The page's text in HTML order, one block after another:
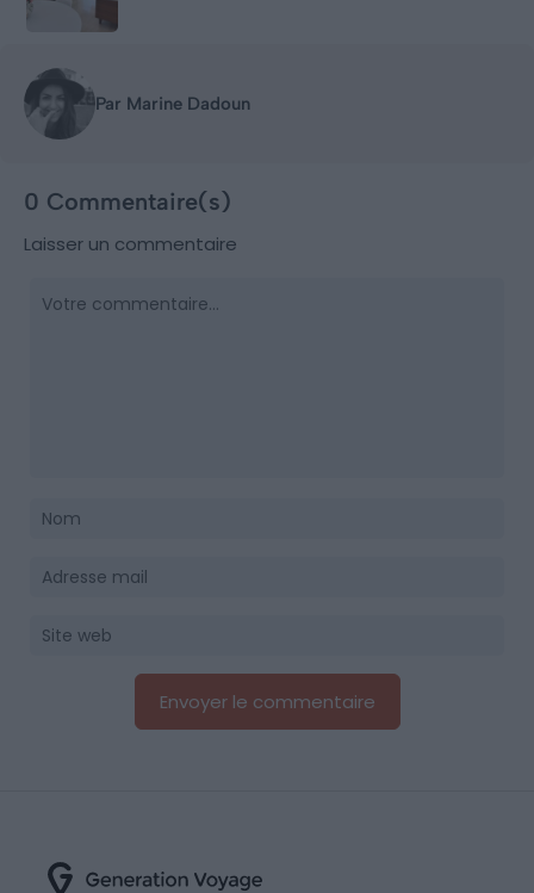
Par Marine Dadoun
0 Commentaire(s)
Laisser un commentaire